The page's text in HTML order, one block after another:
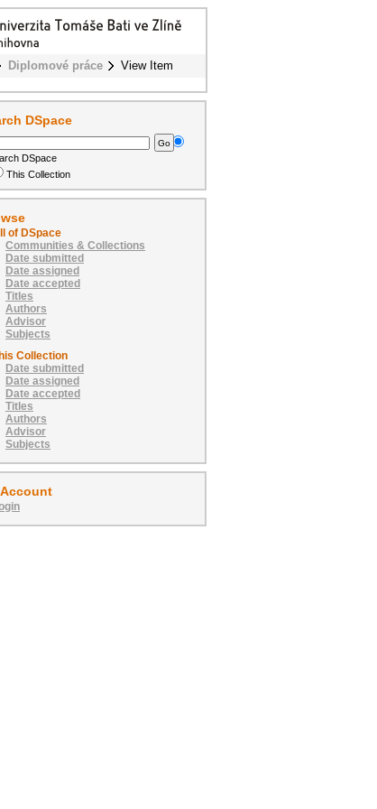
Diplomové práce View Item
DSpace
DSpace
This Collection
of DSpace
Communities & Collections
Date submitted
Date assigned
Date accepted
Titles
Authors
Advisor
Subjects
Collection
Date submitted
Date assigned
Date accepted
Titles
Authors
Advisor
Subjects